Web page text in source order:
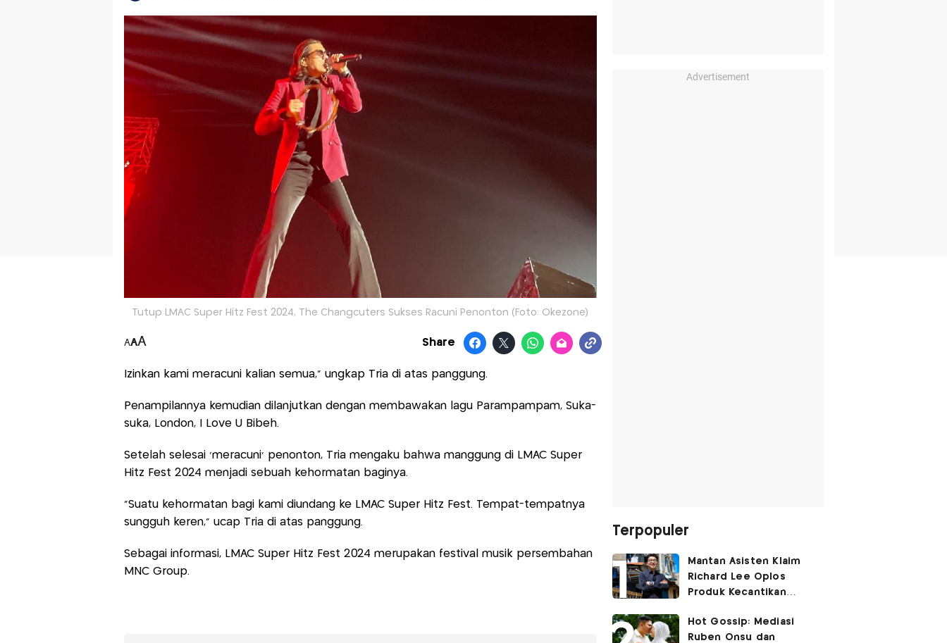
Tutup LMAC Super Hitz Fest 2024, The Changcuters Sukses Racuni Penonton (Foto: Okezone)
AAA Share
Izinkan kami meracuni kalian semua," ungkap Tria di atas panggung.
Penampilannya kemudian dilanjutkan dengan membawakan lagu Parampampam, Suka-
suka, London, I Love U Bibeh.
Setelah selesai 'meracuni' penonton, Tria mengaku bahwa manggung di LMAC Super
Hitz Fest 2024 menjadi sebuah kehormatan baginya.
"Suatu kehormatan bagi kami diundang ke LMAC Super Hitz Fest. Tempat-tempatnya
sungguh keren," ucap Tria di atas panggung.
Sebagai informasi, LMAC Super Hitz Fest 2024 merupakan festival musik persembahan
MNC Group.
Advertisement
Terpopuler
Mantan Asisten Klaim
Richard Lee Oplos
Produk Kecantikan
ke Ani-Ani
Hot Gossip: Mediasi
Ruben Onsu dan